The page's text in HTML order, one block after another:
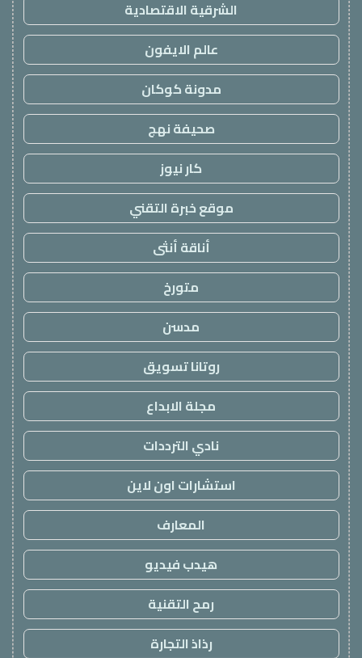
الشرقية الاقتصادية
عالم الايفون
مدونة كوكان
صحيفة نهج
كار نيوز
موقع خبرة التقني
أناقة أنثى
متورخ
مدسن
روتانا تسويق
مجلة الابداع
نادي الترددات
استشارات اون لاين
المعارف
هيدب فيديو
رمح التقنية
رذاذ التجارة